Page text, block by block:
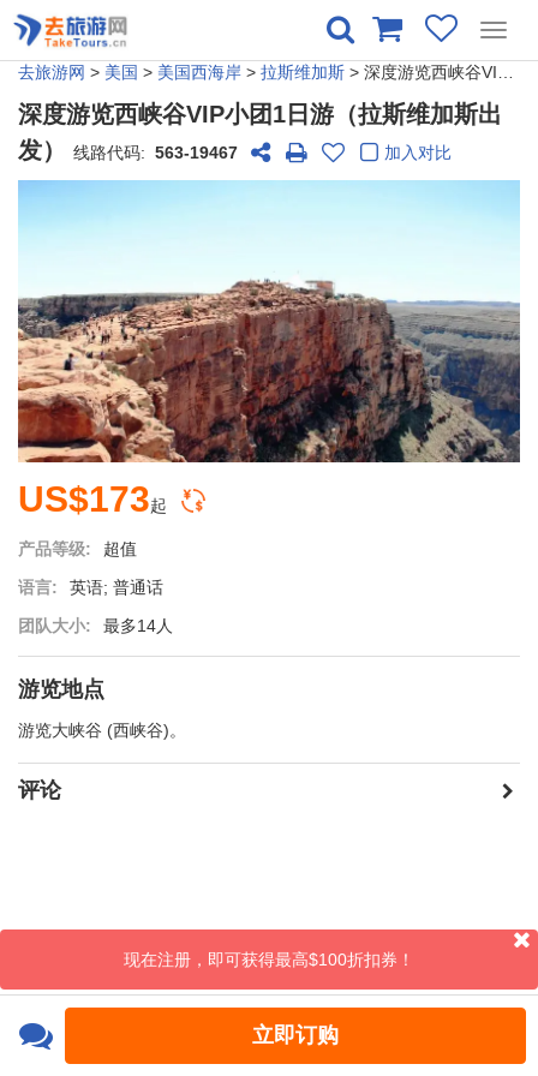
去旅游网 > 美国 > 美国西海岸 > 拉斯维加斯 > 深度游览西峡谷VIP小团1日游（拉斯维加斯出发）
深度游览西峡谷VIP小团1日游（拉斯维加斯出
发）
线路代码: 563-19467 加入对比
US$173起
产品等级:
超值
语言:
英语; 普通话
团队大小:
最多14人
游览地点
游览大峡谷 (西峡谷)。
评论
立即订购
现在注册，即可获得最高$100折扣券！